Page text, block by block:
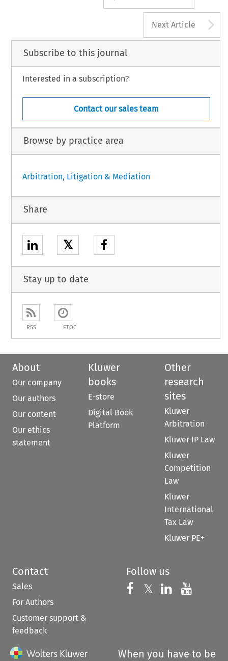
Next Article
Subscribe to this journal
Interested in a subscription?
Contact our sales team
Browse by practice area
Arbitration, Litigation & Mediation
Share
𝕏
Stay up to date
RSS ETOC
About
Our company
Our authors
Our content
Our ethics
statement
Kluwer
books
E-store
Digital Book
Platform
Other
research
sites
Kluwer
Arbitration
Kluwer IP Law
Kluwer
Competition
Law
Kluwer
International
Tax Law
Kluwer PE+
Contact
Sales
For Authors
Customer support &
feedback
Follow us
Follow us on
𝕏 Follow us on
Follow us
When you have to be